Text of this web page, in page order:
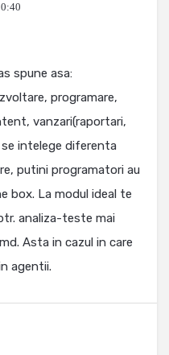
spune asa:
programare,
vanzari(raportari,
intelege diferenta
putini programatori au
box. La modul ideal te
analiza-teste mai
Asta in cazul in care
agentii.